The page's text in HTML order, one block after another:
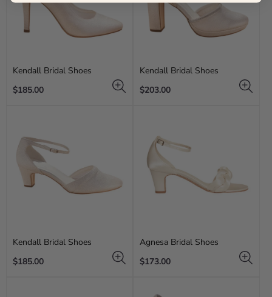
Kendall Bridal Shoes
Regular
$185.00
Kendall Bridal Shoes
Regular
$203.00
Kendall Bridal Shoes
Regular
$185.00
Agnesa Bridal Shoes
Regular
$173.00